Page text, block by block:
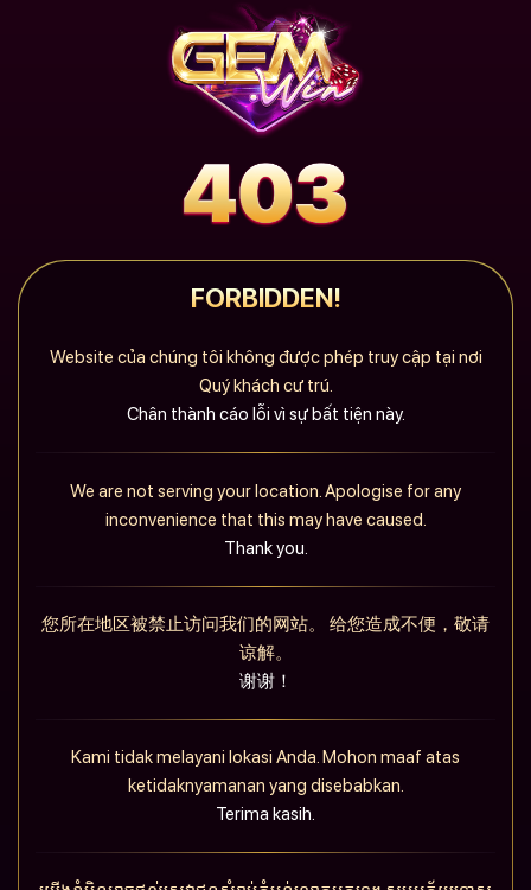
FORBIDDEN!
Website của chúng tôi không được phép truy cập tại nơi
Quý khách cư trú.
Chân thành cáo lỗi vì sự bất tiện này.
We are not serving your location. Apologise for any
inconvenience that this may have caused.
Thank you.
您所在地区被禁止访问我们的网站。 给您造成不便，敬请
谅解。
谢谢！
Kami tidak melayani lokasi Anda. Mohon maaf atas
ketidaknyamanan yang disebabkan.
Terima kasih.